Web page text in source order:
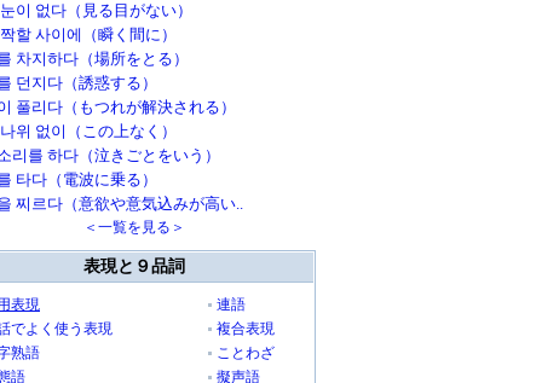
이 없다（見る目がない）
할 사이에（瞬く間に）
차지하다（場所をとる）
던지다（誘惑する）
풀리다（もつれが解決される）
위 없이（この上なく）
리를 하다（泣きごとをいう）
타다（電波に乗る）
찌르다（意欲や意気込みが高い..
＜一覧を見る＞
表現と９品詞
表現
連語
でよく使う表現
複合表現
熟語
ことわざ
語
擬声語